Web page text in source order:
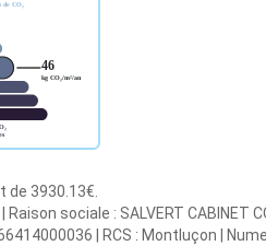
3930.13€.
sociale : SALVERT CABINET
| RCS : Montluçon |